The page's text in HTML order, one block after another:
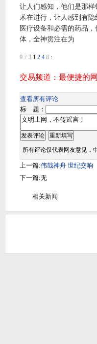
让人们感知，他们是那
术在进行，让人感到有
医疗设备和必需的药品
体，全神贯注在为
9 7 3 1 2 4 8 :
查看所有评论
标 题：
所有评论仅代表网友意见，
上一篇:伟哉神舟 世纪交响
下一篇:无
相关新闻